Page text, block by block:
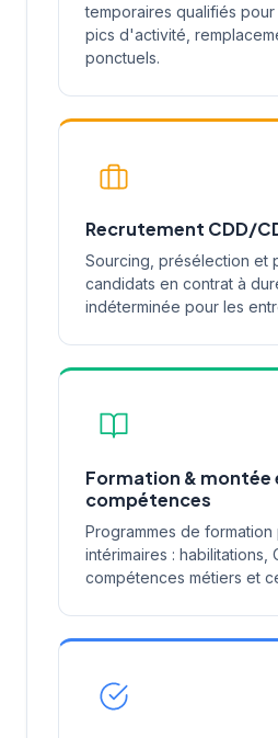
temporaires qualifiés
pics d'activité,
ponctuels.
Recrutement CDD/
Sourcing, présélection et
candidats en contrat à
indéterminée pour les
Formation & montée
compétences
Programmes de formation
intérimaires : habilitations,
compétences métiers et